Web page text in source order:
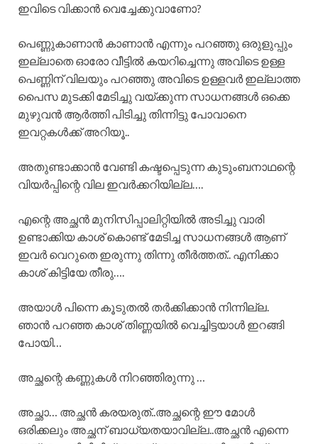
ഇവിടെ വിക്കാൻ വെച്ചേക്കുവാണോ?
പെണ്ണുകാണാൻ കാണാൻ എന്നും പറഞ്ഞു ഒരുളുപ്പും
ഇല്ലാതെ ഓരോ വീട്ടിൽ കയറിച്ചെന്നു അവിടെ ഉള്ള
പെണ്ണിന് വിലയും പറഞ്ഞു അവിടെ ഉള്ളവർ ഇല്ലാത്ത
പൈസ മുടക്കി മേടിച്ചു വയ്ക്കുന്ന സാധനങ്ങൾ ഒക്കെ
മുഴുവൻ ആർത്തി പിടിച്ചു തിന്നിട്ടു പോവാനെ
ഇവറ്റകൾക്ക് അറിയൂ..
അതുണ്ടാക്കാൻ വേണ്ടി കഷ്ടപ്പെടുന്ന കുടുംബനാഥന്റെ
വിയർപ്പിന്റെ വില ഇവർക്കറിയില്ല….
എന്റെ അച്ഛൻ മുനിസിപ്പാലിറ്റിയിൽ അടിച്ചു വാരി
ഉണ്ടാക്കിയ കാശ് കൊണ്ട് മേടിച്ച സാധനങ്ങൾ ആണ്
ഇവർ വെറുതെ ഇരുന്നു തിന്നു തീർത്തത്.. എനിക്കാ
കാശ് കിട്ടിയേ തീരു….
അയാൾ പിന്നെ കൂടുതൽ തർക്കിക്കാൻ നിന്നില്ല.
ഞാൻ പറഞ്ഞ കാശ് തിണ്ണയിൽ വെച്ചിട്ടയാൾ ഇറങ്ങി
പോയി…
അച്ഛന്റെ കണ്ണുകൾ നിറഞ്ഞിരുന്നു …
അച്ഛാ… അച്ഛൻ കരയരുത്..അച്ഛന്റെ ഈ മോൾ
ഒരിക്കലും അച്ഛന് ബാധ്യതയാവില്ല..അച്ഛൻ എന്നെ